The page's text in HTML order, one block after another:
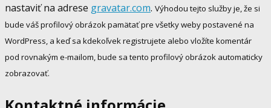
nastaviť na adrese gravatar.com. Výhodou tejto služby je, že si
bude váš profilový obrázok pamätať pre všetky weby postavené na
WordPress, a keď sa kdekoľvek registrujete alebo vložíte komentár
pod rovnakým e-mailom, bude sa tento profilový obrázok automaticky
zobrazovať.